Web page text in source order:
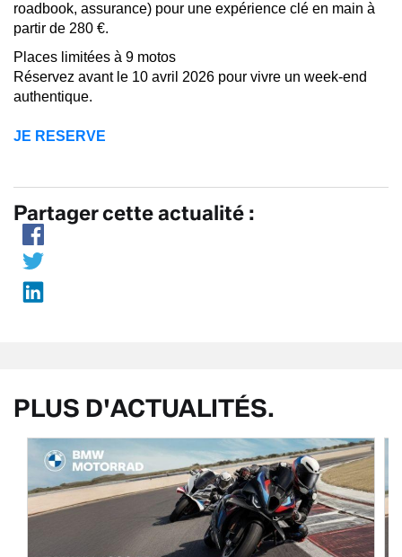
roadbook, assurance) pour une expérience clé en main à
partir de 280 €.
Places limitées à 9 motos
Réservez avant le 10 avril 2026 pour vivre un week-end
authentique.
JE RESERVE
Partager cette actualité :
PLUS D'ACTUALITÉS.